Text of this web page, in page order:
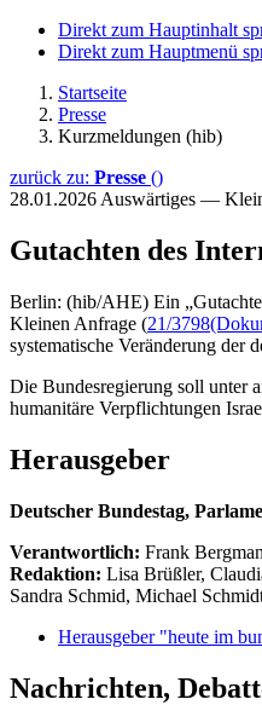
Direkt zum Hauptinhalt
Direkt zum Hauptmenü
Startseite
Presse
Kurzmeldungen (hib)
zurück zu: Presse ()
28.01.2026 Auswärtiges —
Gutachten des
Berlin: (hib/AHE) Ein
Kleinen Anfrage (21/3798
systematische Veränderung der
Die Bundesregierung soll unter
humanitäre Verpflichtungen
Herausgeber
Deutscher Bundestag,
Verantwortlich: Frank
Redaktion: Lisa Brüßler,
Sandra Schmid, Michael
Herausgeber "heute im
Nachrichten,